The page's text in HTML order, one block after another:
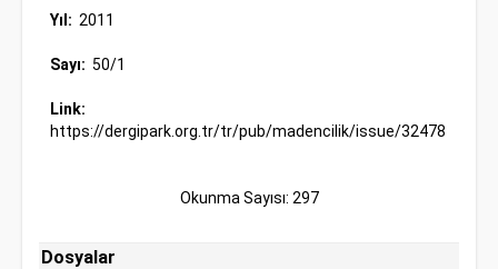
Yıl: 2011
Sayı: 50/1
Link:
https://dergipark.org.tr/tr/pub/madencilik/issue/32478
Okunma Sayısı: 297
Dosyalar